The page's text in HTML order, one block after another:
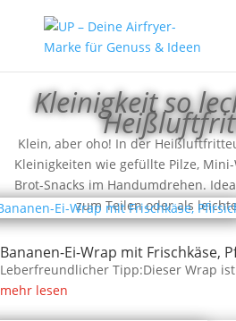
Kleinigkeit so
Klein, aber oho! In der
Kleinigkeiten wie gefüllte Pilze,
Brot-Snacks im Handumdrehen.
zum Teilen oder als
Bananen-Ei-Wrap mit Frischkäse,
Leberfreundlicher Tipp:Dieser Wrap
mehr lesen